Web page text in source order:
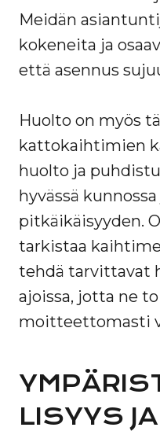
Meidän
kokeneita ja
että asennus
Huolto on myös
kattokaihtimien
huolto ja
hyvässä
pitkäikäisyyden.
tarkistaa
tehdä tarvittavat
ajoissa, jotta ne
moitteettomasti
LISYYS JA